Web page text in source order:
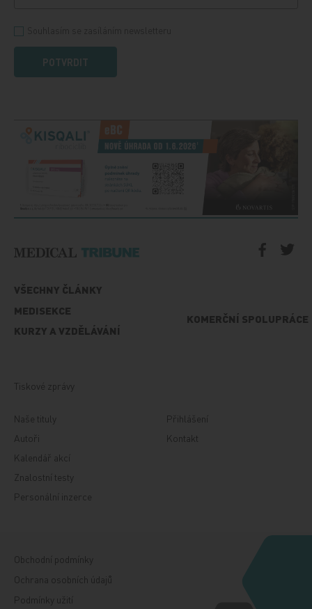
POTVRDIT
VŠECHNY ČLÁNKY
MEDISEKCE
KURZY A VZDĚLÁVÁNÍ
KOMERČNÍ SPOLUPRÁCE
Tiskové zprávy
Naše tituly
Autoři
Kalendář akcí
Znalostní testy
Personální inzerce
Přihlášení
Kontakt
Obchodní podmínky
Ochrana osobních údajů
Podmínky užití